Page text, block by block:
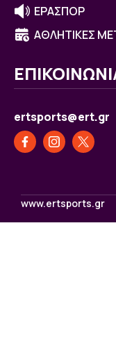
ΕΡΑΣΠΟΡ
ΑΘΛΗΤΙΚΕΣ
ertsports@ert.gr
www.ertsports.gr